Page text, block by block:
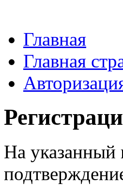
Главная
Главная
На указанный